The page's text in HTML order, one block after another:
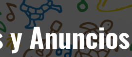
Anuncios